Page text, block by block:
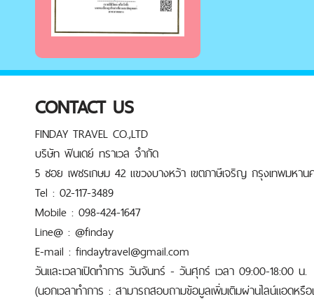
CONTACT US
FINDAY TRAVEL CO.,LTD
บริษัท ฟินเดย์ ทราเวล จำกัด
5 ซอย เพชรเกษม 42 แขวงบางหว้า เขตภาษีเจริญ กรุงเทพมหาน
Tel : 02-117-3489
Mobile : 098-424-1647
Line@ : @finday
E-mail : findaytravel@gmail.com
วันและเวลาเปิดทำการ วันจันทร์ - วันศุกร์ เวลา 09:00-18:00 น.
(นอกเวลาทำการ : สามารถสอบถามข้อมูลเพิ่มเติมผ่านไลน์แอดหรือ